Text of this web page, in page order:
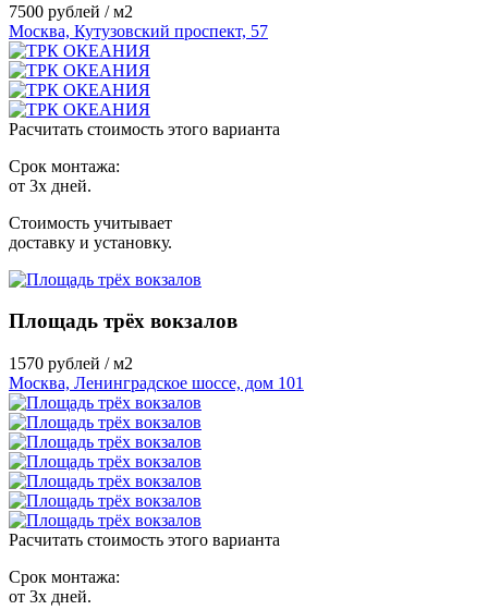
7500 рублей / м2
Москва, Кутузовский проспект, 57
Расчитать стоимость этого варианта
Срок монтажа:
от 3х дней.
Стоимость учитывает
доставку и установку.
Площадь трёх вокзалов
1570 рублей / м2
Москва, Ленинградское шоссе, дом 101
Расчитать стоимость этого варианта
Срок монтажа:
от 3х дней.